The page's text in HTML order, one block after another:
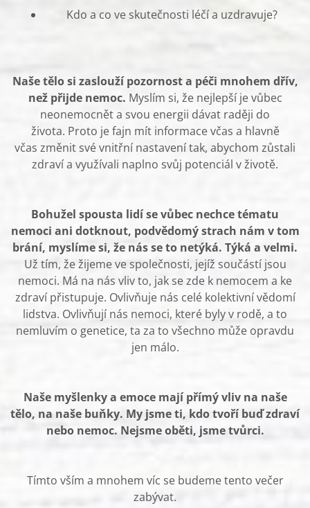
Kdo a co ve skutečnosti léčí a uzdravuje?
Naše tělo si zaslouží pozornost a péči mnohem dřív,
než přijde nemoc. Myslím si, že nejlepší je vůbec
neonemocnět a svou energii dávat raději do
života. Proto je fajn mít informace včas a hlavně
včas změnit své vnitřní nastavení tak, abychom zůstali
zdraví a využívali naplno svůj potenciál v životě.
Bohužel spousta lidí se vůbec nechce tématu
nemoci ani dotknout, podvědomý strach nám v tom
brání, myslíme si, že nás se to netýká. Týká a velmi.
Už tím, že žijeme ve společnosti, jejíž součástí jsou
nemoci. Má na nás vliv to, jak se zde k nemocem a ke
zdraví přistupuje. Ovlivňuje nás celé kolektivní vědomí
lidstva. Ovlivňují nás nemoci, které byly v rodě, a to
nemluvím o genetice, ta za to všechno může opravdu
jen málo.
Naše myšlenky a emoce mají přímý vliv na naše
tělo, na naše buňky. My jsme ti, kdo tvoří buď zdraví
nebo nemoc. Nejsme oběti, jsme tvůrci.
Tímto vším a mnohem víc se budeme tento večer
zabývat.